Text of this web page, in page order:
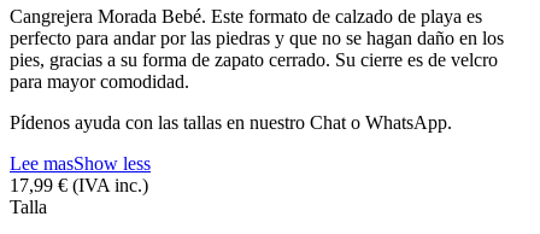
Cangrejera Morada Bebé. Este formato de calzado de playa es
perfecto para andar por las piedras y que no se hagan daño en los
pies, gracias a su forma de zapato cerrado. Su cierre es de velcro
para mayor comodidad.
Pídenos ayuda con las tallas en nuestro Chat o WhatsApp.
Lee masShow less
17,99 € (IVA inc.)
Talla